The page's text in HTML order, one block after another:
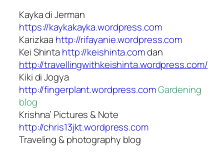
Kayka di Jerman
https://kaykakayka.wordpress.com
Karizkaa http://rifayanie.wordpress.com
Kei Shinta http://keishinta.comdan
http://travellingwithkeishinta.wordpress.com/
Kiki di Jogya
http://fingerplant.wordpress.comGardening
blog
Krishna’ Pictures & Note
http://chris13jkt.wordpress.com
Traveling & photography blog